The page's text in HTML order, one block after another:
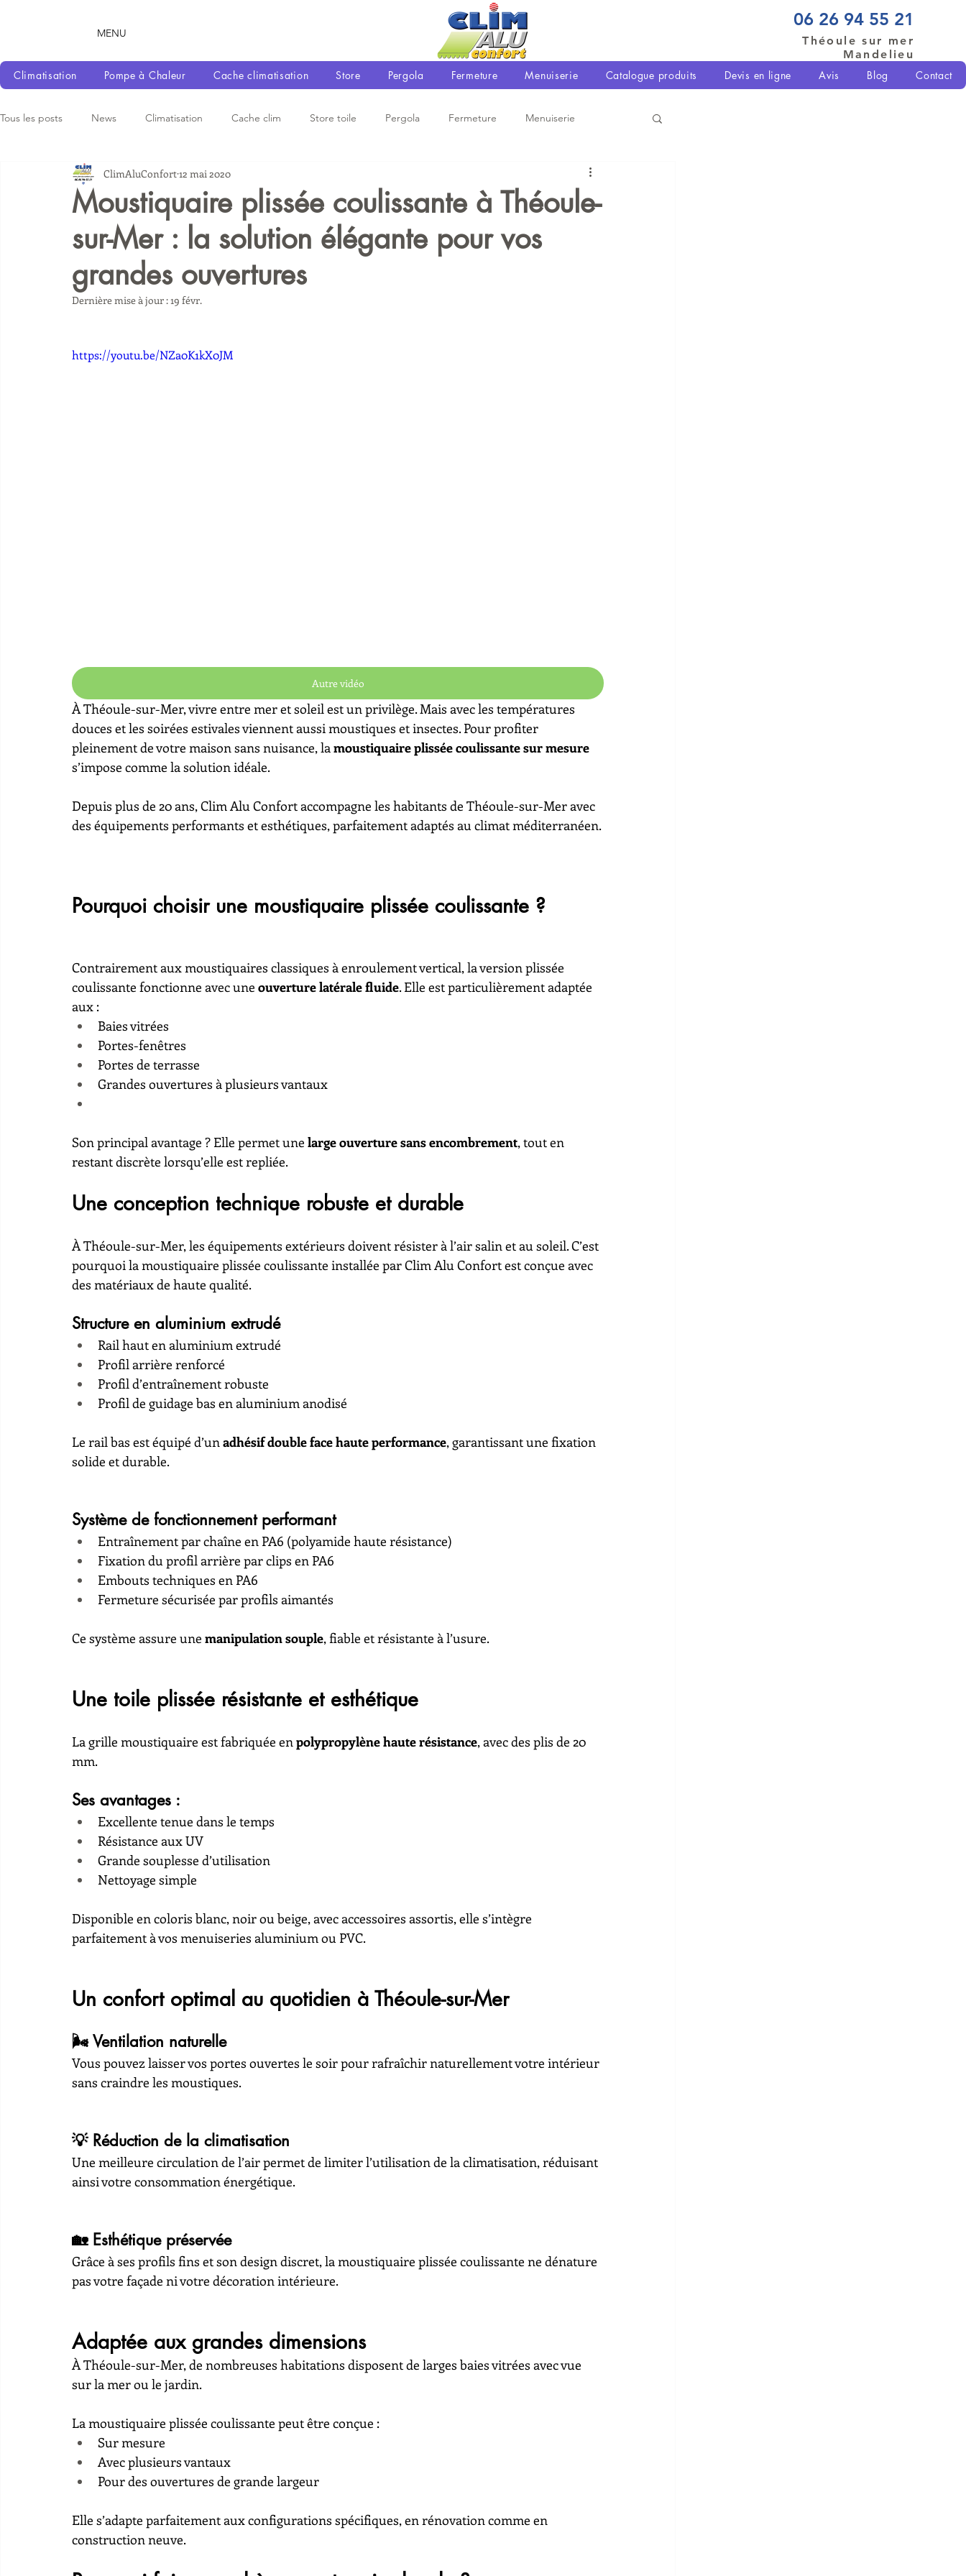
MENU
06 26 94 55 21
Théoule sur mer
Mandelieu
Climatisation
Pompe à Chaleur Cache climatisation Store Pergola Fermeture Menuiserie Catalogue produits Devis en ligne Avis Blog Contact
Tous les posts News Climatisation Cache clim Store toile Pergola Fermeture Menuiserie
Moustiquaire plissée coulissante à Théoule-
sur-Mer : la solution élégante pour vos
grandes ouvertures
ClimAluConfort12 mai 2020
Dernière mise à jour :19 févr.
https://youtu.be/NZa0K1kX0JM
Autre vidéo
À Théoule-sur-Mer, vivre entre mer et soleil est un privilège. Mais avec les températures
douces et les soirées estivales viennent aussi moustiques et insectes. Pour profiter
pleinement de votre maison sans nuisance, la moustiquaire plissée coulissante sur mesure
s’impose comme la solution idéale.
Depuis plus de 20 ans, Clim Alu Confort accompagne les habitants de Théoule-sur-Mer avec
des équipements performants et esthétiques, parfaitement adaptés au climat méditerranéen.
Pourquoi choisir une moustiquaire plissée coulissante ?
Contrairement aux moustiquaires classiques à enroulement vertical, la version plissée
coulissante fonctionne avec une ouverture latérale fluide. Elle est particulièrement adaptée
aux :
Baies vitrées
Portes-fenêtres
Portes de terrasse
Grandes ouvertures à plusieurs vantaux
Son principal avantage ? Elle permet une large ouverture sans encombrement, tout en
restant discrète lorsqu’elle est repliée.
Une conception technique robuste et durable
À Théoule-sur-Mer, les équipements extérieurs doivent résister à l’air salin et au soleil. C’est
pourquoi la moustiquaire plissée coulissante installée par Clim Alu Confort est conçue avec
des matériaux de haute qualité.
Structure en aluminium extrudé
Rail haut en aluminium extrudé
Profil arrière renforcé
Profil d’entraînement robuste
Profil de guidage bas en aluminium anodisé
Le rail bas est équipé d’un adhésif double face haute performance, garantissant une fixation
solide et durable.
Système de fonctionnement performant
Entraînement par chaîne en PA6 (polyamide haute résistance)
Fixation du profil arrière par clips en PA6
Embouts techniques en PA6
Fermeture sécurisée par profils aimantés
Ce système assure une manipulation souple, fiable et résistante à l’usure.
Une toile plissée résistante et esthétique
La grille moustiquaire est fabriquée en polypropylène haute résistance, avec des plis de 20
mm.
Ses avantages :
Excellente tenue dans le temps
Résistance aux UV
Grande souplesse d’utilisation
Nettoyage simple
Disponible en coloris blanc, noir ou beige, avec accessoires assortis, elle s’intègre
parfaitement à vos menuiseries aluminium ou PVC.
Un confort optimal au quotidien à Théoule-sur-Mer
🌬️ Ventilation naturelle
Vous pouvez laisser vos portes ouvertes le soir pour rafraîchir naturellement votre intérieur
sans craindre les moustiques.
💡 Réduction de la climatisation
Une meilleure circulation de l’air permet de limiter l’utilisation de la climatisation, réduisant
ainsi votre consommation énergétique.
🏡 Esthétique préservée
Grâce à ses profils fins et son design discret, la moustiquaire plissée coulissante ne dénature
pas votre façade ni votre décoration intérieure.
Adaptée aux grandes dimensions
À Théoule-sur-Mer, de nombreuses habitations disposent de larges baies vitrées avec vue
sur la mer ou le jardin.
La moustiquaire plissée coulissante peut être conçue :
Sur mesure
Avec plusieurs vantaux
Pour des ouvertures de grande largeur
Elle s’adapte parfaitement aux configurations spécifiques, en rénovation comme en
construction neuve.